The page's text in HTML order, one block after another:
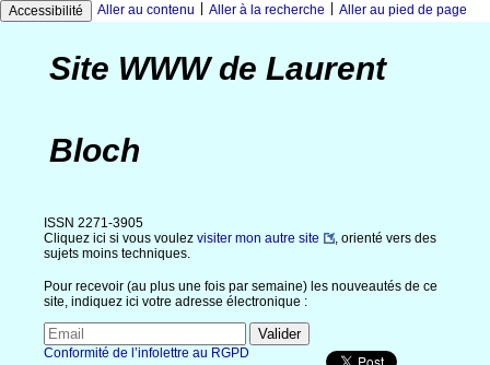
Accessibilité Aller au contenu Aller à la recherche Aller au pied de page
Site WWW de Laurent
Bloch
ISSN 2271-3905
Cliquez ici si vous voulez visiter mon autre site
, orienté vers des
sujets moins techniques.
Pour recevoir (au plus une fois par semaine) les nouveautés de ce
site, indiquez ici votre adresse électronique :
Conformité de l’infolettre au RGPD